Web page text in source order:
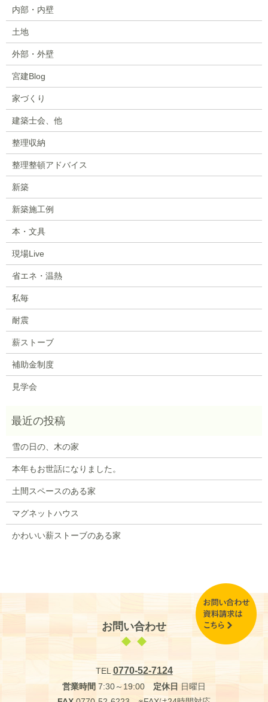
内部・内壁
土地
外部・外壁
宮建Blog
家づくり
建築士会、他
整理収納
整理整頓アドバイス
新築
新築施工例
本・文具
現場Live
省エネ・温熱
私毎
耐震
薪ストーブ
補助金制度
見学会
雪の日の、木の家
本年もお世話になりました。
土間スペースのある家
マグネットハウス
かわいい薪ストーブのある家
お問い合わせ
TEL0770-52-7124
営業時間 7:30～19:00 定休日 日曜日